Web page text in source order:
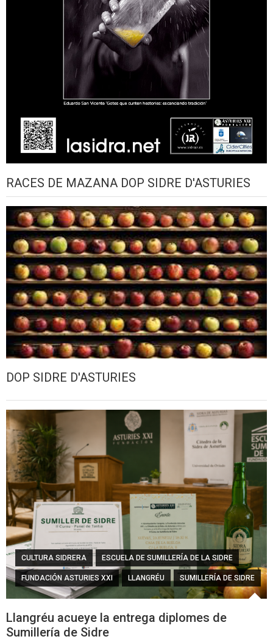
RACES DE MAZANA DOP SIDRE D'ASTURIES
DOP SIDRE D'ASTURIES
CULTURA SIDRERA ESCUELA DE SUMILLERÍA DE LA SIDRE
FUNDACIÓN ASTURIES XXI LLANGRÉU SUMILLERÍA DE SIDRE
Llangréu acueye la entrega diplomes de
Sumillería de Sidre